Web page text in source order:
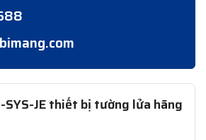
SYS-JE thiết bị tường lửa hãng